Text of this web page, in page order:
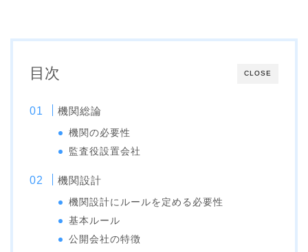
CLOSE
目次
機関総論
機関の必要性
監査役設置会社
機関設計
機関設計にルールを定める必要性
基本ルール
公開会社の特徴